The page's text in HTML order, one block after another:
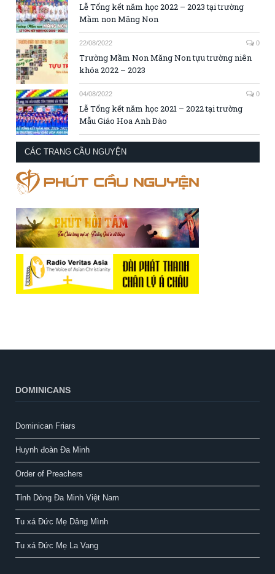
Lễ Tổng kết năm học 2022 – 2023 tại trường
Mầm non Măng Non
22/08/2022 0
Trường Mầm Non Măng Non tựu trường niên
khóa 2022 – 2023
04/08/2022 0
Lễ Tổng kết năm học 2021 – 2022 tại trường
Mẫu Giáo Hoa Anh Đào
CÁC TRANG CẦU NGUYỆN
DOMINICANS
Dominican Friars
Huynh đoàn Đa Minh
Order of Preachers
Tỉnh Dòng Đa Minh Việt Nam
Tu xá Đức Mẹ Dâng Mình
Tu xá Đức Mẹ La Vang